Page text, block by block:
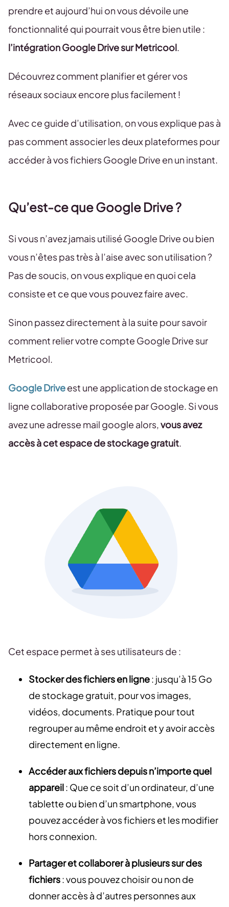
prendre et aujourd’hui on vous dévoile une
fonctionnalité qui pourrait vous être bien utile :
l’intégration Google Drive sur Metricool.
Découvrez comment planifier et gérer vos
réseaux sociaux encore plus facilement !
Avec ce guide d’utilisation, on vous explique pas à
pas comment associer les deux plateformes pour
accéder à vos fichiers Google Drive en un instant.
Qu’est-ce que Google Drive ?
Si vous n’avez jamais utilisé Google Drive ou bien
vous n’êtes pas très à l’aise avec son utilisation ?
Pas de soucis, on vous explique en quoi cela
consiste et ce que vous pouvez faire avec.
Sinon passez directement à la suite pour savoir
comment relier votre compte Google Drive sur
Metricool.
Google Driveest une application de stockage en
ligne collaborative proposée par Google. Si vous
avez une adresse mail google alors,vous avez
accès à cet espace de stockage gratuit.
Cet espace permet à ses utilisateurs de :
Stocker des fichiers en ligne: jusqu’à 15 Go
de stockage gratuit, pour vos images,
vidéos, documents. Pratique pour tout
regrouper au même endroit et y avoir accès
directement en ligne.
Accéder aux fichiers depuis n’importe quel
appareil: Que ce soit d’un ordinateur, d’une
tablette ou bien d’un smartphone, vous
pouvez accéder à vos fichiers et les modifier
hors connexion.
Partager et collaborer à plusieurs sur des
fichiers: vous pouvez choisir ou non de
donner accès à d’autres personnes aux